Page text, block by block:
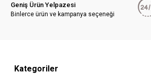
Geniş Ürün Yelpazesi
Binlerce ürün ve kampanya seçeneği
Kategoriler